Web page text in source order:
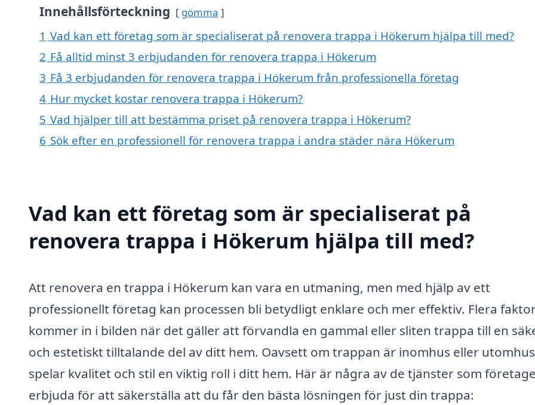
Innehållsförteckning gömma
1 Vad kan ett företag som är specialiserat på renovera trappa i Hökerum hjälpa till med?
2 Få alltid minst 3 erbjudanden för renovera trappa i Hökerum
3 Få 3 erbjudanden för renovera trappa i Hökerum från professionella företag
4 Hur mycket kostar renovera trappa i Hökerum?
5 Vad hjälper till att bestämma priset på renovera trappa i Hökerum?
6 Sök efter en professionell för renovera trappa i andra städer nära Hökerum
Vad kan ett företag som är specialiserat på
renovera trappa i Hökerum hjälpa till med?
Att renovera en trappa i Hökerum kan vara en utmaning, men med hjälp av ett
professionellt företag kan processen bli betydligt enklare och mer effektiv. Flera
kommer in i bilden när det gäller att förvandla en gammal eller sliten trappa till en
och estetiskt tilltalande del av ditt hem. Oavsett om trappan är inomhus eller
spelar kvalitet och stil en viktig roll i ditt hem. Här är några av de tjänster som
erbjuda för att säkerställa att du får den bästa lösningen för just din trappa: